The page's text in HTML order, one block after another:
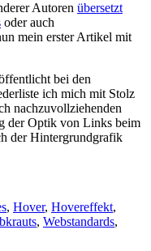
Autoren übersetzt
oder auch
mein erster Artikel mit
bei den
ich mich mit Stolz
nachzuvollziehenden
der Optik von Links beim
der Hintergrundgrafik
, Hover, Hovereffekt,
, Webstandards,